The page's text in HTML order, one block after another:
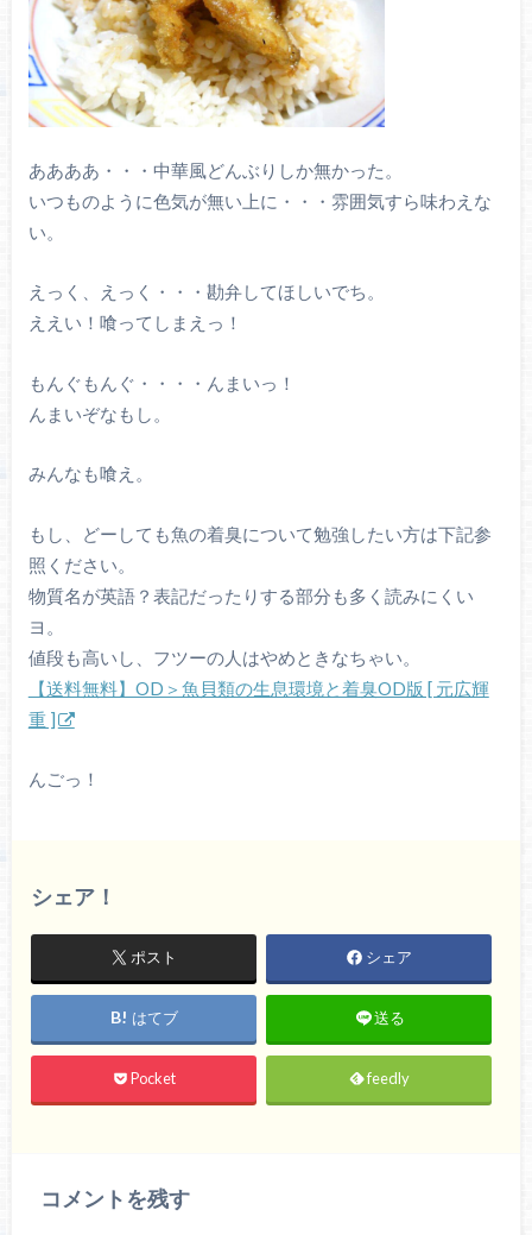
ああああ・・・中華風どんぶりしか無かった。
いつものように色気が無い上に・・・雰囲気すら味わえな
い。
えっく、えっく・・・勘弁してほしいでち。
ええい！喰ってしまえっ！
もんぐもんぐ・・・・んまいっ！
んまいぞなもし。
みんなも喰え。
もし、どーしても魚の着臭について勉強したい方は下記参
照ください。
物質名が英語？表記だったりする部分も多く読みにくい
ヨ。
値段も高いし、フツーの人はやめときなちゃい。
【送料無料】OD＞魚貝類の生息環境と着臭OD版 [ 元広輝
重 ]
んごっ！
シェア！
ポスト シェア
はてブ 送る
Pocket feedly
コメントを残す